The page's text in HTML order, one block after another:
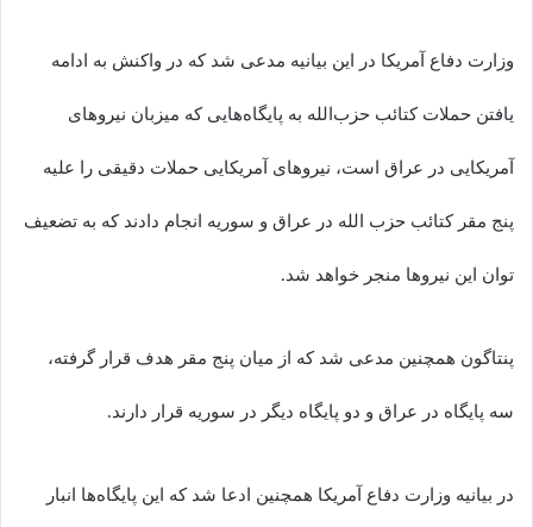
وزارت دفاع آمریکا در این بیانیه مدعی شد که در واکنش به ادامه
یافتن حملات کتائب حزب‌الله به پایگاه‌هایی که میزبان نیروهای
آمریکایی در عراق است، نیروهای آمریکایی حملات دقیقی را علیه
پنج مقر کتائب حزب الله در عراق و سوریه انجام دادند که به تضعیف
توان این نیروها منجر خواهد شد.
پنتاگون همچنین مدعی شد که از میان پنج مقر هدف قرار گرفته،
سه پایگاه در عراق و دو پایگاه دیگر در سوریه قرار دارند.
در بیانیه وزارت دفاع آمریکا همچنین ادعا شد که این پایگاه‌ها انبار